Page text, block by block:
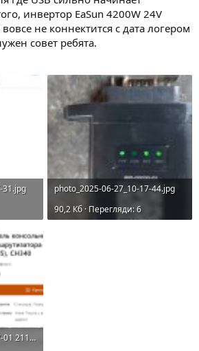
инвертор EaSun 4200W 24V
не коннектится с дата логером
совет ребята.
31.jpg
photo_2025-06-27_10-17-44.jpg
90,2 Кб · Перегляди: 6
Снимок экрана 2025-07-01 211423.png